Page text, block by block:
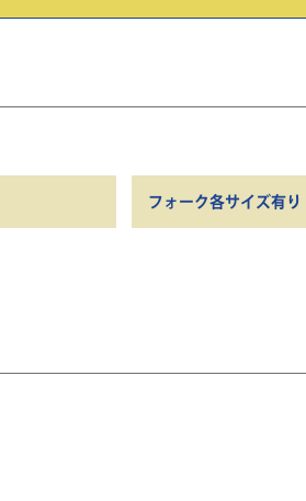
フォーク各サイズ有り